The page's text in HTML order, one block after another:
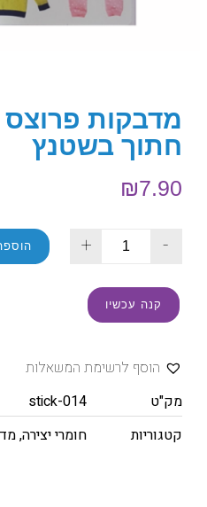
מדבקות פרוצס
חתוך בשטנץ
₪7.90
-
+
קנה עכשיו
הוסף לרשימת המשאלות
מק"ט
stick-014
קטגוריות
חומרי יצירה,